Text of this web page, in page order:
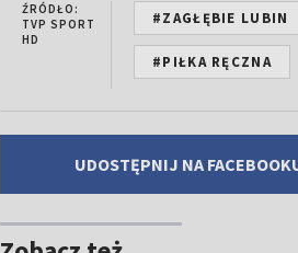
ŹRÓDŁO:
TVP SPORT
HD
#ZAGŁĘBIE LUBIN
#PIŁKA RĘCZNA
UDOSTĘPNIJ NA